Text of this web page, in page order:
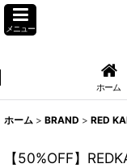
メニュー
ホーム
ホーム > BRAND > RED
【50%OFF】